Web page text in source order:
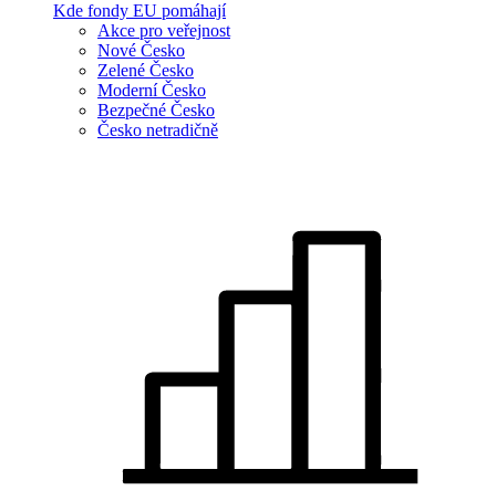
Kde fondy EU pomáhají
Akce pro veřejnost
Nové Česko
Zelené Česko
Moderní Česko
Bezpečné Česko
Česko netradičně